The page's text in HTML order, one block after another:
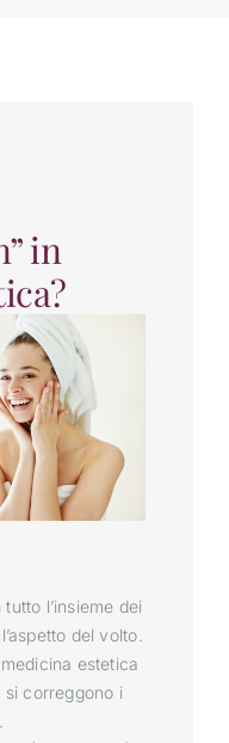
in
tutto l’insieme dei
del volto.
estetica
si correggono i